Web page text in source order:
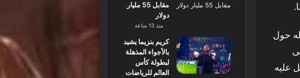
حول
عليه
مقابل 55 مليار
دولار
منذ 13 ساعة
كريم بنزيما يشيد
بالأجواء المذهلة
لبطولة كأس
العالم للرياضات